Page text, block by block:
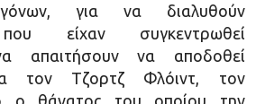
για να διαλυθούν
είχαν συγκεντρωθεί
απαιτήσουν να αποδοθεί
τον Τζορτζ Φλόιντ, τον
ο θάνατος του οποίου την